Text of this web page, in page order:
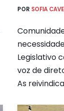
POR SOFIA
Legislativo
voz de
As